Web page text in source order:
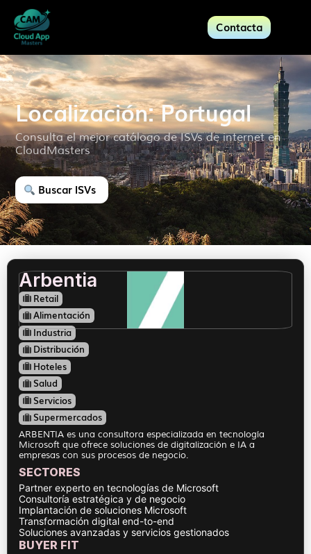
Contacta
Localización: Portugal
Consulta el mejor catálogo de ISVs de internet en
CloudMasters
Buscar ISVs
Arbentia
Retail
Alimentación
Industria
Distribución
Hoteles
Salud
Servicios
Supermercados
ARBENTIA es una consultora especializada en tecnología
Microsoft que ofrece soluciones de digitalización e IA a
empresas con sus procesos de negocio.
SECTORES
Partner experto en tecnologías de Microsoft
Consultoría estratégica y de negocio
Implantación de soluciones Microsoft
Transformación digital end-to-end
Soluciones avanzadas y servicios gestionados
BUYER FIT